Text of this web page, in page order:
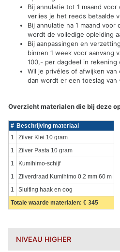
Bij annulatie tot 1 maand
verlies je het reeds betaalde
Bij annulatie na 1 maand
wordt de volledige opleiding
Bij aanpassingen en
binnen 1 week voor aanvang
100,- per dagdeel in rekening
Wil je privéles of afwijken
dan wordt er een toeslag van
Overzicht materialen die bij deze
# Beschrijving materiaal
1
Zilver Klei 10 gram
1
Zilver Pasta 10 gram
1
Kumihimo-schijf
1
Zilverdraad Kumihimo 0.2 mm 60 m
1
Sluiting haak en oog
Totale waarde materialen: € 345
NIVEAU HIGHER